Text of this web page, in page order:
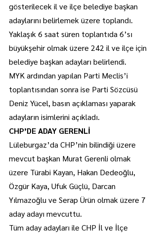
gösterilecek il ve ilçe belediye başkan
adaylarını belirlemek üzere toplandı.
Yaklaşık 6 saat süren toplantıda 6’sı
büyükşehir olmak üzere 242 il ve ilçe için
belediye başkan adayları belirlendi.
MYK ardından yapılan Parti Meclis’i
toplantısından sonra ise Parti Sözcüsü
Deniz Yücel, basın açıklaması yaparak
adayların isimlerini açıkladı.
CHP’DE ADAY GERENLİ
Lüleburgaz’da CHP’nin bilindiği üzere
mevcut başkan Murat Gerenli olmak
üzere Türabi Kayan, Hakan Dedeoğlu,
Özgür Kaya, Ufuk Güçlü, Darcan
Yılmazoğlu ve Serap Ürün olmak üzere 7
aday adayı mevcuttu.
Tüm aday adayları ile CHP İl ve İlçe